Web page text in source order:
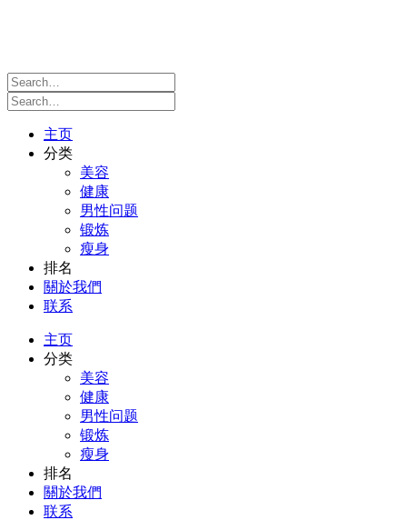
主页
分类
美容
健康
男性问题
锻炼
瘦身
排名
關於我們
联系
主页
分类
美容
健康
男性问题
锻炼
瘦身
排名
關於我們
联系